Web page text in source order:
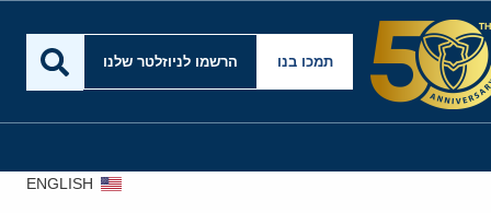
תמכו בנו הרשמו לניוזלטר שלנו
ENGLISH